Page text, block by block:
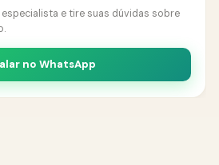
e tire suas dúvidas sobre
no WhatsApp